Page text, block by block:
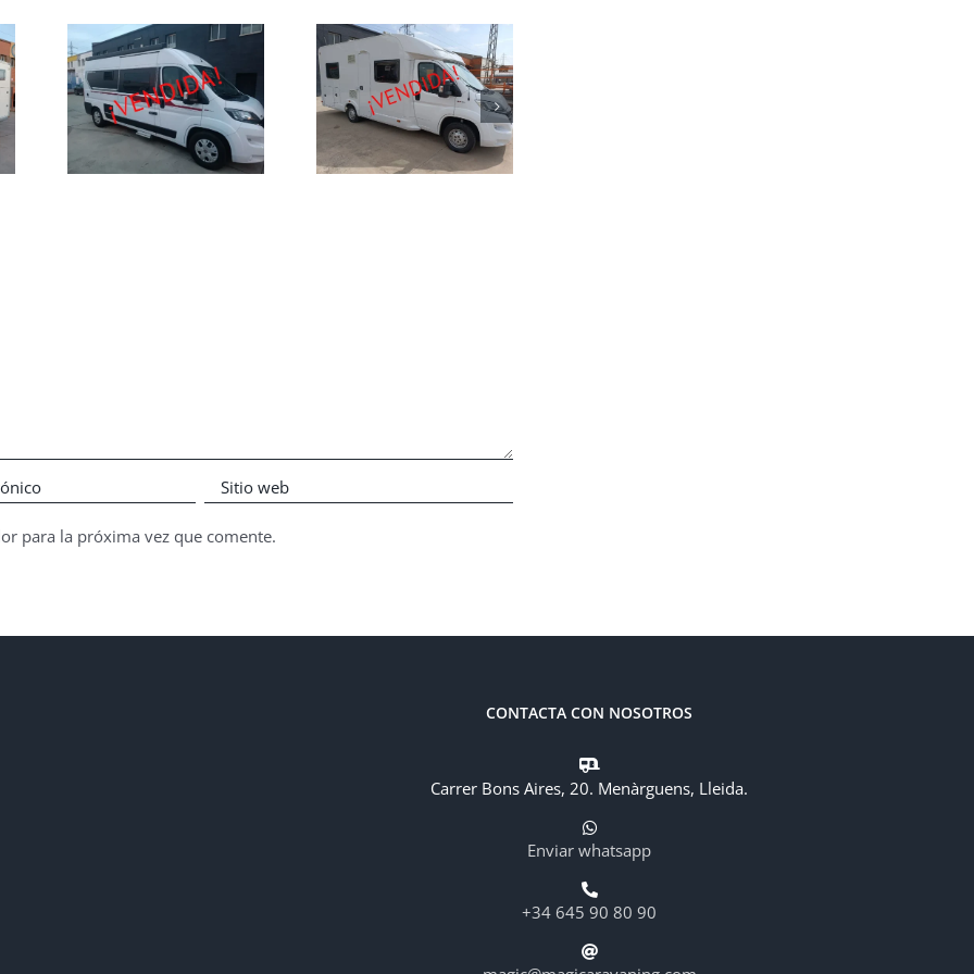
Autocaravana
de ocasión
Weinsberg
Carasuite 650
para la próxima vez que comente.
CONTACTA CON NOSOTROS
Carrer Bons Aires, 20. Menàrguens, Lleida.
Enviar whatsapp
+34 645 90 80 90